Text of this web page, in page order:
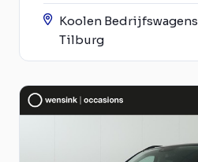
Koolen Bedrijfswagens
Tilburg